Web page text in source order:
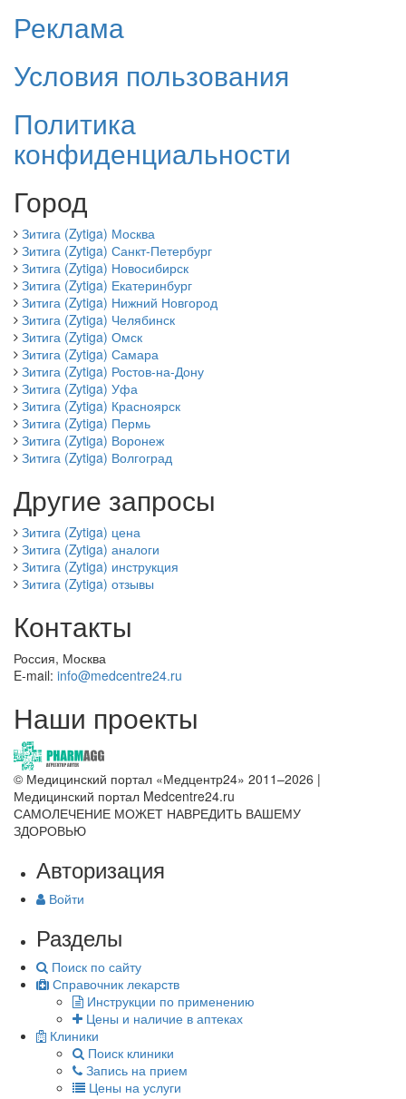
Реклама
Условия пользования
Политика
конфиденциальности
Город
Зитига (Zytiga) Москва
Зитига (Zytiga) Санкт-Петербург
Зитига (Zytiga) Новосибирск
Зитига (Zytiga) Екатеринбург
Зитига (Zytiga) Нижний Новгород
Зитига (Zytiga) Челябинск
Зитига (Zytiga) Омск
Зитига (Zytiga) Самара
Зитига (Zytiga) Ростов-на-Дону
Зитига (Zytiga) Уфа
Зитига (Zytiga) Красноярск
Зитига (Zytiga) Пермь
Зитига (Zytiga) Воронеж
Зитига (Zytiga) Волгоград
Другие запросы
Зитига (Zytiga) цена
Зитига (Zytiga) аналоги
Зитига (Zytiga) инструкция
Зитига (Zytiga) отзывы
Контакты
Россия, Москва
E-mail: info@medcentre24.ru
Наши проекты
© Медицинский портал «Медцентр24» 2011–2026 |
Медицинский портал Medcentre24.ru
САМОЛЕЧЕНИЕ МОЖЕТ НАВРЕДИТЬ ВАШЕМУ
ЗДОРОВЬЮ
Авторизация
Войти
Разделы
Поиск по сайту
Справочник лекарств
Инструкции по применению
Цены и наличие в аптеках
Клиники
Поиск клиники
Запись на прием
Цены на услуги